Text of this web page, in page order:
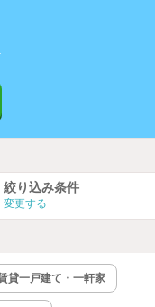
絞り込み条件
変更する
貸一戸建て・一軒家